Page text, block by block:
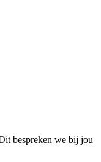
bespreken we bij jou